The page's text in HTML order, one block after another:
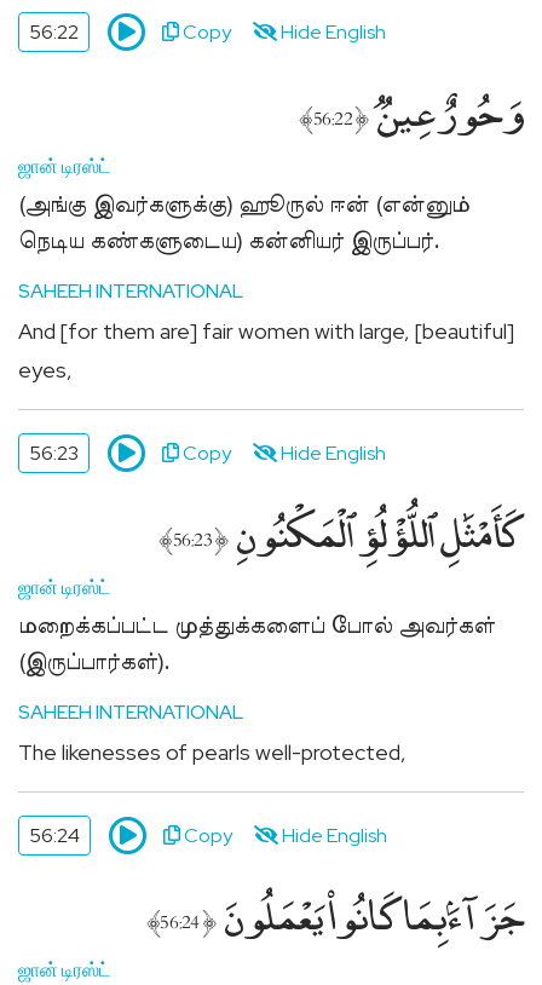
56:22 Copy Hide English
وَحُورٌ عِينٌۭ﴿56:22﴾
ஜான் டிரஸ்ட்
(அங்கு இவர்களுக்கு) ஹூருல் ஈன் (என்னும்
நெடிய கண்களுடைய) கன்னியர் இருப்பர்.
SAHEEH INTERNATIONAL
And [for them are] fair women with large, [beautiful]
eyes,
56:23 Copy Hide English
كَأَمْثَٰلِ ٱللُّؤْلُؤِ ٱلْمَكْنُونِ ﴿56:23﴾
ஜான் டிரஸ்ட்
மறைக்கப்பட்ட முத்துக்களைப் போல் அவர்கள்
(இருப்பார்கள்).
SAHEEH INTERNATIONAL
The likenesses of pearls well-protected,
56:24 Copy Hide English
جَزَآءًۢ بِمَا كَانُوا۟ يَعْمَلُونَ ﴿56:24﴾
ஜான் டிரஸ்ட்